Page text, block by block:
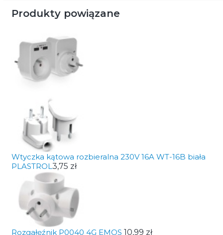
Produkty powiązane
Wtyczka kątowa rozbieralna 230V 16A WT-16B biała
PLASTROL3,75 zł
Rozgałęźnik P0040 4G EMOS 10,99 zł